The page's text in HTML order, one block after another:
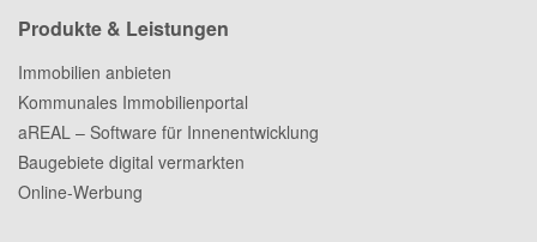
Produkte & Leistungen
Immobilien anbieten
Kommunales Immobilienportal
aREAL – Software für Innenentwicklung
Baugebiete digital vermarkten
Online-Werbung